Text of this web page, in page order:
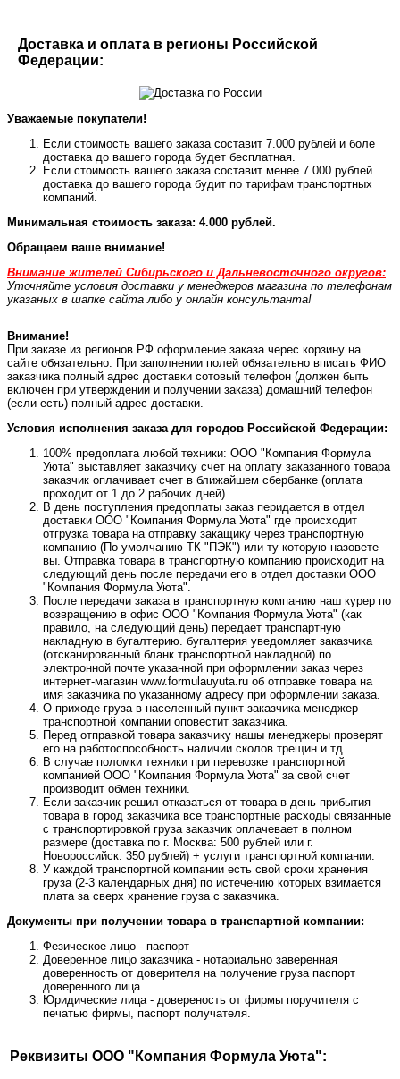
Доставка и оплата в регионы Российской
Федерации:
Уважаемые покупатели!
Если стоимость вашего заказа составит 7.000 рублей и боле
доставка до вашего города будет бесплатная.
Если стоимость вашего заказа составит менее 7.000 рублей
доставка до вашего города будит по тарифам транспортных
компаний.
Минимальная стоимость заказа: 4.000 рублей.
Обращаем ваше внимание!
Внимание жителей Сибирьского и Дальневосточного округов:
Уточняйте условия доставки у менеджеров магазина по телефонам
указаных в шапке сайта либо у онлайн консультанта!
Внимание!
При заказе из регионов РФ оформление заказа черес корзину на
сайте обязательно. При заполнении полей обязательно вписать ФИО
заказчика полный адрес доставки сотовый телефон (должен быть
включен при утверждении и получении заказа) домашний телефон
(если есть) полный адрес доставки.
Условия исполнения заказа для городов Российской Федерации:
100% предоплата любой техники: ООО "Компания Формула
Уюта" выставляет заказчику счет на оплату заказанного товара
заказчик оплачивает счет в ближайшем сбербанке (оплата
проходит от 1 до 2 рабочих дней)
В день поступления предоплаты заказ перидается в отдел
доставки ООО "Компания Формула Уюта" где происходит
отгрузка товара на отправку закащику через транспортную
компанию (По умолчанию ТК "ПЭК") или ту которую назовете
вы. Отправка товара в транспортную компанию происходит на
следующий день после передачи его в отдел доставки ООО
"Компания Формула Уюта".
После передачи заказа в транспортную компанию наш курер по
возвращению в офис ООО "Компания Формула Уюта" (как
правило, на следующий день) передает транспартную
накладную в бугалтерию. бугалтерия уведомляет заказчика
(отсканированный бланк транспортной накладной) по
электронной почте указанной при оформлении заказ через
интернет-магазин www.formulauyuta.ru об отправке товара на
имя заказчика по указанному адресу при оформлении заказа.
О приходе груза в населенный пункт заказчика менеджер
транспортной компании оповестит заказчика.
Перед отправкой товара заказчику нашы менеджеры проверят
его на работоспособность наличии сколов трещин и тд.
В случае поломки техники при перевозке транспортной
компанией ООО "Компания Формула Уюта" за свой счет
производит обмен техники.
Если заказчик решил отказаться от товара в день прибытия
товара в город заказчика все транспортные расходы связанные
с транспортировкой груза заказчик оплачевает в полном
размере (доставка по г. Москва: 500 рублей или г.
Новороссийск: 350 рублей) + услуги транспортной компании.
У каждой транспортной компании есть свой сроки хранения
груза (2-3 календарных дня) по истечению которых взимается
плата за сверх хранение груза с заказчика.
Документы при получении товара в транспартной компании:
Фезическое лицо - паспорт
Доверенное лицо заказчика - нотариально заверенная
доверенность от доверителя на получение груза паспорт
доверенного лица.
Юридические лица - довереность от фирмы поручителя с
печатью фирмы, паспорт получателя.
Реквизиты ООО "Компания Формула Уюта":